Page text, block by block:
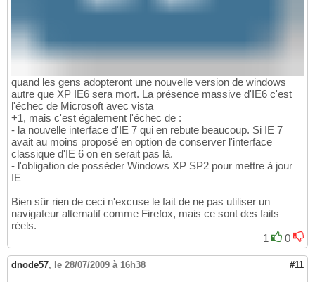
quand les gens adopteront une nouvelle version de windows
autre que XP IE6 sera mort. La présence massive d'IE6 c'est
l'échec de Microsoft avec vista
+1, mais c'est également l'échec de :
- la nouvelle interface d'IE 7 qui en rebute beaucoup. Si IE 7
avait au moins proposé en option de conserver l'interface
classique d'IE 6 on en serait pas là.
- l'obligation de posséder Windows XP SP2 pour mettre à jour
IE
Bien sûr rien de ceci n'excuse le fait de ne pas utiliser un
navigateur alternatif comme Firefox, mais ce sont des faits
réels.
1
0
dnode57, le 28/07/2009 à 16h38 #11